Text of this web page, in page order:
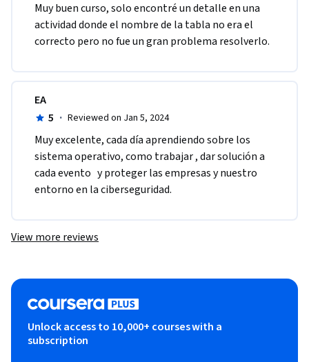
Muy buen curso, solo encontré un detalle en una
actividad donde el nombre de la tabla no era el
correcto pero no fue un gran problema resolverlo.
EA
5 · Reviewed on Jan 5, 2024
Muy excelente, cada día aprendiendo sobre los
sistema operativo, como trabajar , dar solución a
cada evento   y proteger las empresas y nuestro
entorno en la ciberseguridad.
View more reviews
Unlock access to 10,000+ courses with a
subscription